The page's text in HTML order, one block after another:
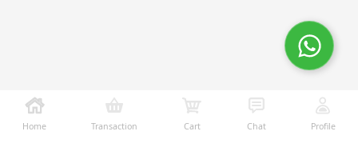
Home Transaction Cart Chat Profile